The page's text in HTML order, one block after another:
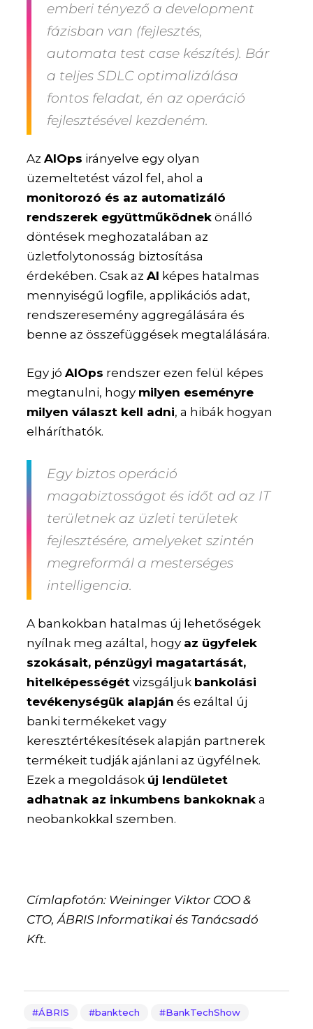
emberi tényező a development
fázisban van (fejlesztés,
automata test case készítés). Bár
a teljes SDLC optimalizálása
fontos feladat, én az operáció
fejlesztésével kezdeném.
AzAIOps irányelve egy olyan
üzemeltetést vázol fel, ahol a
monitorozó és az automatizáló
rendszerek együttműködnek önálló
döntések meghozatalában az
üzletfolytonosság biztosítása
érdekében. Csak azAI képes hatalmas
mennyiségű logfile, applikációs adat,
rendszeresemény aggregálására és
benne az összefüggések megtalálására.
Egy jóAIOps rendszer ezen felül képes
megtanulni, hogy milyen eseményre
milyen választ kell adni, a hibák hogyan
elháríthatók.
Egy biztos operáció
magabiztosságot és időt ad az IT
területnek az üzleti területek
fejlesztésére, amelyeket szintén
megreformál a mesterséges
intelligencia.
A bankokban hatalmas új lehetőségek
nyílnak meg azáltal, hogy az ügyfelek
szokásait, pénzügyi magatartását,
hitelképességét vizsgáljuk bankolási
tevékenységük alapján és ezáltal új
banki termékeket vagy
keresztértékesítések alapján partnerek
termékeit tudják ajánlani az ügyfélnek.
Ezek a megoldások új lendületet
adhatnak az inkumbens bankoknak a
neobankokkal szemben.
Címlapfotón: Weininger Viktor COO &
CTO, ÁBRIS Informatikai és Tanácsadó
Kft.
ÁBRIS banktech BankTechShow